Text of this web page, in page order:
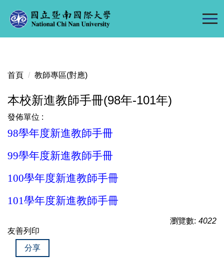
到
區
首頁 教師專區(對應)
本校新進教師手冊(98年-101年)
發佈單位 :
98學年度新進教師手冊
99學年度新進教師手冊
100學年度新進教師手冊
101學年度新進教師手冊
瀏覽數: 4022
友善列印
分享